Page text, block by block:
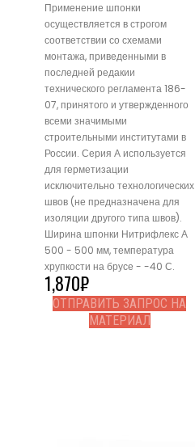
Применение шпонки
осуществляется в строгом
соответствии со схемами
монтажа, приведенными в
последней редакии
технического регламента 186-
07, принятого и утвержденного
всеми значимыми
строительными институтами в
России. Серия А используется
для герметизации
исключительно технологических
швов (не предназначена для
изоляции другого типа швов).
Ширина шпонки Нитрифлекс А
500 - 500 мм, температура
хрупкости на брусе - -40 С.
1,870₽
ОТПРАВИТЬ ЗАПРОС НА
МАТЕРИАЛ